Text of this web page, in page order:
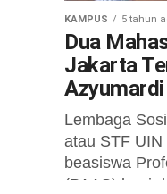
KAMPUS 5 tahun
Dua
Jakarta
Lembaga
atau STF
beasiswa
(PAAS) bagi